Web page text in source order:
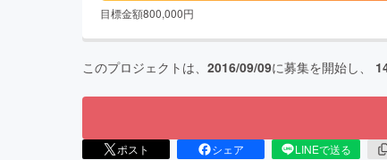
目標金額800,000円
このプロジェクトは、 2016/09/09に募集を開始し、
ポスト シェア LINEで送る